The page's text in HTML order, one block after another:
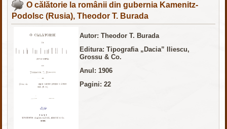
O călătorie la românii din gubernia Kamenitz-
Podolsc (Rusia), Theodor T. Burada
Autor: Theodor T. Burada
Editura: Tipografia „Dacia” Iliescu,
Grossu & Co.
Anul: 1906
Pagini: 22